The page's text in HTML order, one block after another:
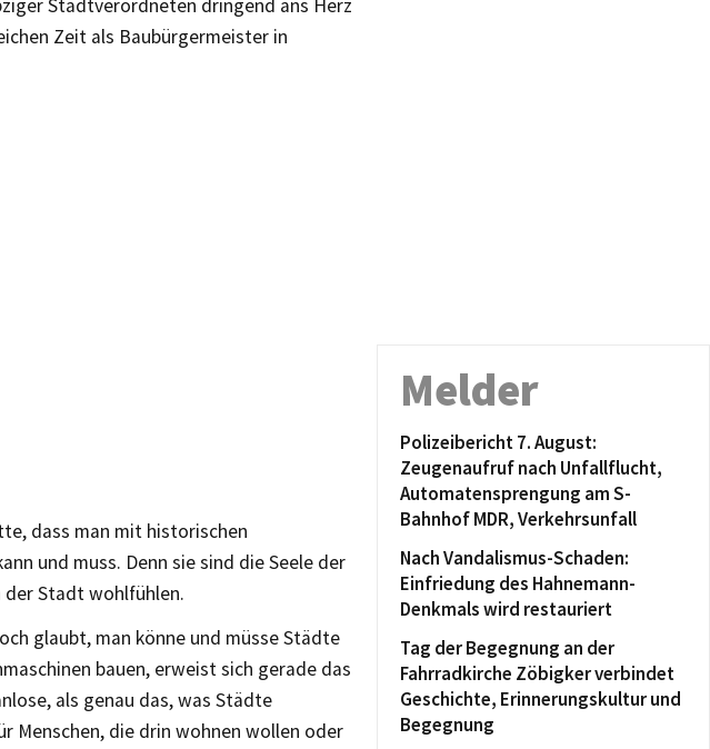
Stadtverordneten dringend ans Herz
Zeit als Baubürgermeister in
dass man mit historischen
und muss. Denn sie sind die Seele der
der Stadt wohlfühlen.
glaubt, man könne und müsse Städte
bauen, erweist sich gerade das
als genau das, was Städte
Menschen, die drin wohnen wollen oder
Melder
Polizeibericht 7. August:
Zeugenaufruf nach Unfallflucht,
Automatensprengung am S-
Bahnhof MDR, Verkehrsunfall
Nach Vandalismus-Schaden:
Einfriedung des Hahnemann-
Denkmals wird restauriert
Tag der Begegnung an der
Fahrradkirche Zöbigker verbindet
Geschichte, Erinnerungskultur und
Begegnung